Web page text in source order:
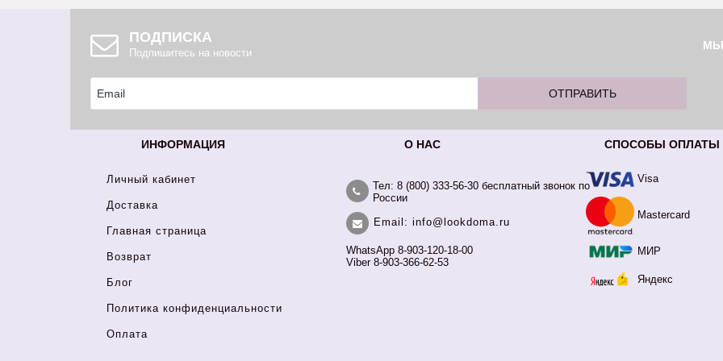
ПОДПИСКА
Подпишитесь на новости
МЫ
ИНФОРМАЦИЯ
Личный кабинет
Доставка
Главная страница
Возврат
Блог
Политика конфиденциальности
Оплата
О НАС
Тел: 8 (800) 333-56-30 бесплатный звонок по
России
Email: info@lookdoma.ru
WhatsApp 8-903-120-18-00
Viber 8-903-366-62-53
СПОСОБЫ ОПЛАТЫ
Visa
Mastercard
МИР
Яндекс